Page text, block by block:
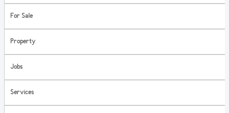
For Sale
Property
Jobs
Services